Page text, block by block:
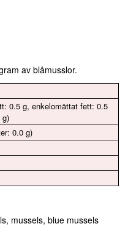
av blåmusslor.
0.5 g, enkelomättat fett: 0.5
g)
0.0 g)
mussels, blue mussels